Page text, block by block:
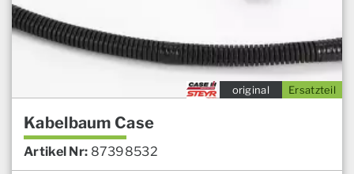
Ersatzteil
original
Kabelbaum Case
Artikel Nr: 87398532